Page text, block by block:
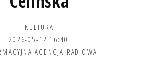
KULTURA
2026-05-12 16:40
AGENCJA RADIOWA